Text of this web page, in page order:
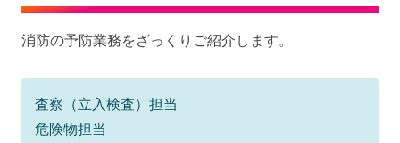
消防の予防業務をざっくりご紹介します。
査察（立入検査）担当
危険物担当